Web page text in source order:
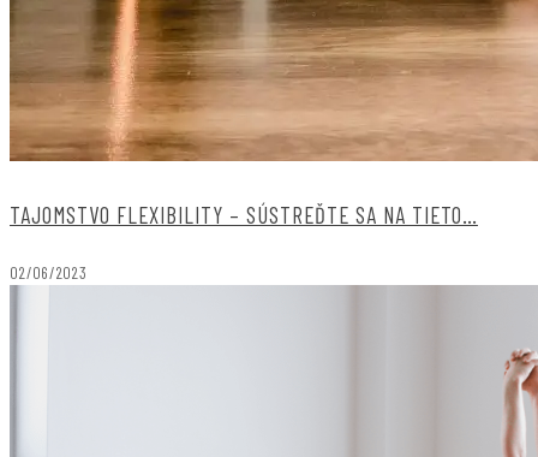
TAJOMSTVO FLEXIBILITY – SÚSTREĎTE SA NA TIETO…
02/06/2023